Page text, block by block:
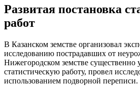
Развитая постановка
работ
В Казанском земстве организовал
исследованию пострадавших от
Нижегородском земстве существенно
статистическую работу, провел
использованием подворной переписи.